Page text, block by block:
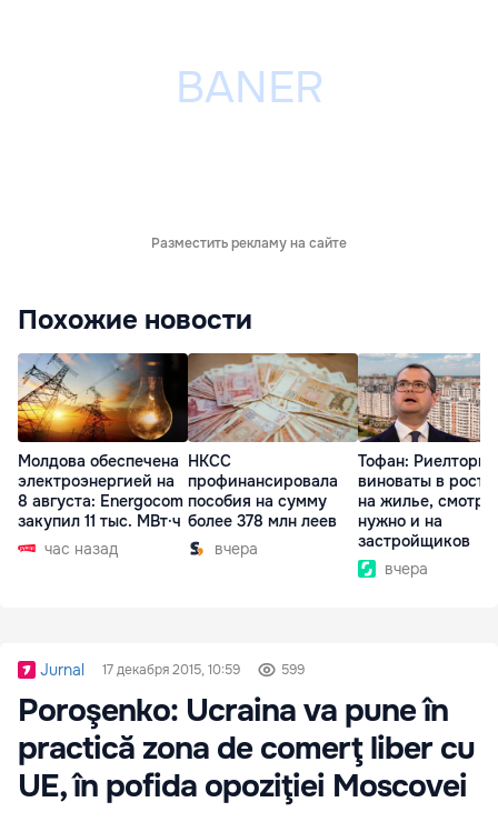
Разместить рекламу на сайте
Похожие новости
Молдова обеспечена
электроэнергией на
8 августа: Energocom
закупил 11 тыс. МВт·ч
час назад
НКСС
профинансировала
пособия на сумму
более 378 млн леев
вчера
Тофан: Риелторы
виноваты в росте
на жилье,
нужно и на
застройщиков
вчера
Jurnal 17 декабря 2015, 10:59 599
Poroşenko: Ucraina va pune în
practică zona de comerţ liber cu
UE, în pofida opoziţiei Moscovei